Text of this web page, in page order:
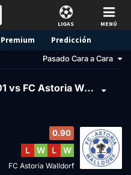
LIGAS MENÚ
Premium Predicción
Pasado Cara a Cara
Offenbacher FC Kickers 1901 vs FC Astoria Walldorf
0.90
L W L W
FC Astoria Walldorf